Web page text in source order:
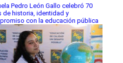
Pedro León Gallo celebró 70
de historia, identidad y
con la educación pública